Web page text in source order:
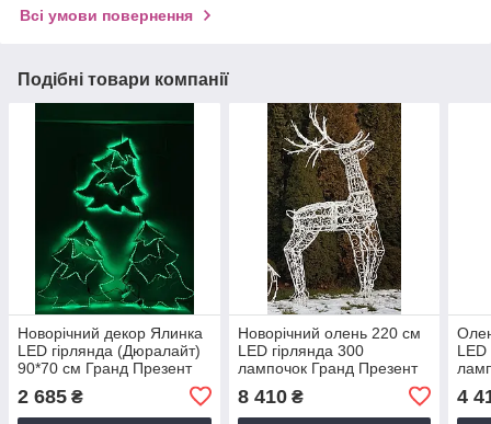
Всі умови повернення
Подібні товари компанії
Новорічний декор Ялинка
LED гірлянда (Дюралайт)
90*70 см Гранд Презент
2 685 ₴
Новорічний олень 220 см
LED гірлянда 300
лампочок Гранд Презент
8 410₴
LED
4